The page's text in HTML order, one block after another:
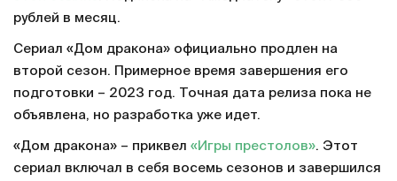
рублей в месяц.
Сериал «Дом дракона» официально продлен на
второй сезон. Примерное время завершения его
подготовки – 2023 год. Точная дата релиза пока не
объявлена, но разработка уже идет.
«Дом дракона» – приквел «Игры престолов». Этот
сериал включал в себя восемь сезонов и завершился